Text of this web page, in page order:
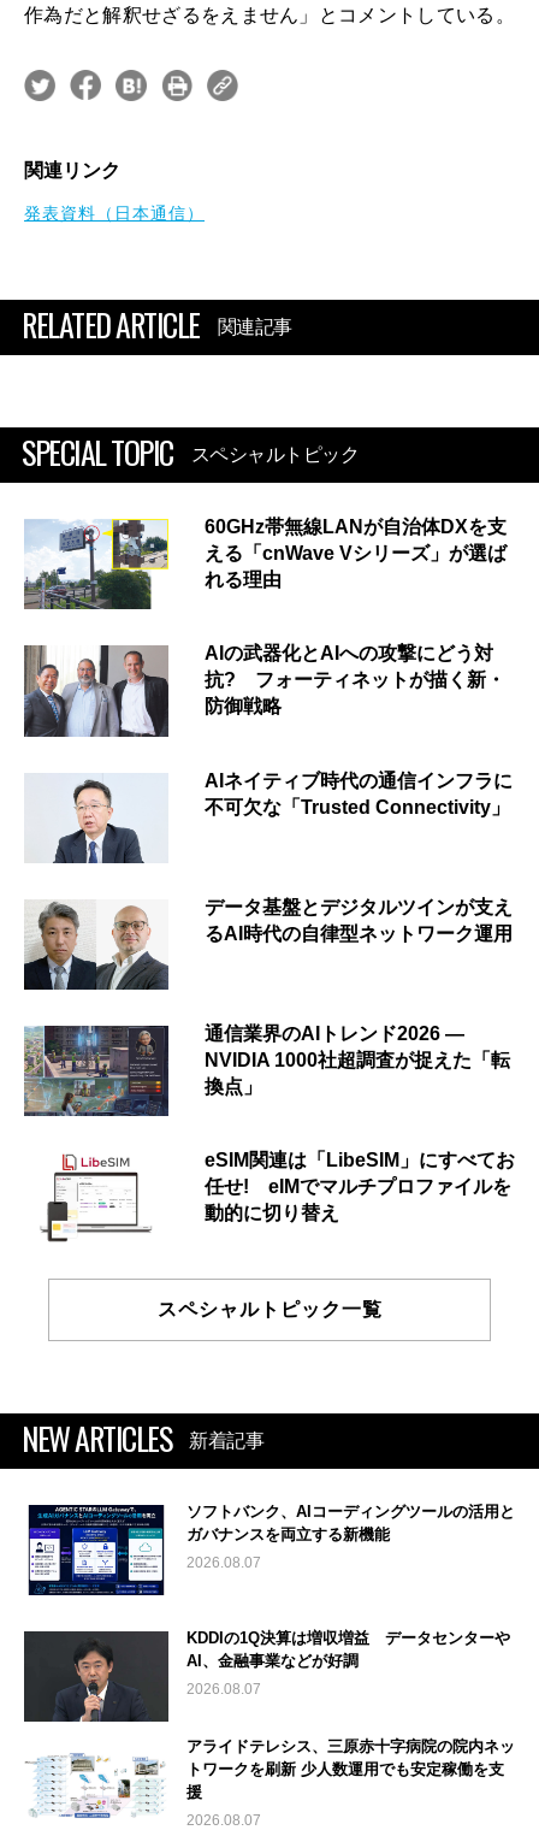
作為だと解釈せざるをえません」とコメントしている。
関連リンク
発表資料（日本通信）
RELATED ARTICLE 関連記事
SPECIAL TOPIC スペシャルトピック
60GHz帯無線LANが自治体DXを支
える「cnWave Vシリーズ」が選ば
れる理由
AIの武器化とAIへの攻撃にどう対
抗? フォーティネットが描く新・
防御戦略
AIネイティブ時代の通信インフラに
不可欠な「Trusted Connectivity」
データ基盤とデジタルツインが支え
るAI時代の自律型ネットワーク運用
通信業界のAIトレンド2026 ―
NVIDIA 1000社超調査が捉えた「転
換点」
eSIM関連は「LibeSIM」にすべてお
任せ! eIMでマルチプロファイルを
動的に切り替え
スペシャルトピック一覧
NEW ARTICLES 新着記事
ソフトバンク、AIコーディングツールの活用と
ガバナンスを両立する新機能
2026.08.07
KDDIの1Q決算は増収増益 データセンターや
AI、金融事業などが好調
2026.08.07
アライドテレシス、三原赤十字病院の院内ネッ
トワークを刷新 少人数運用でも安定稼働を支
援
2026.08.07